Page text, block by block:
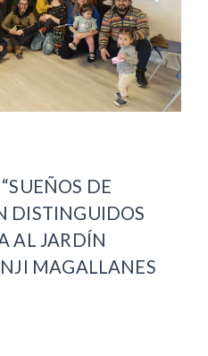
DE
DISTINGUIDOS
AL JARDÍN
MAGALLANES